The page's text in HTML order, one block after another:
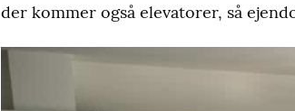
der kommer også elevatorer, så